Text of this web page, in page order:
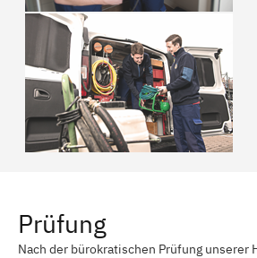
Prüfung
Nach der bürokratischen Prüfung unserer